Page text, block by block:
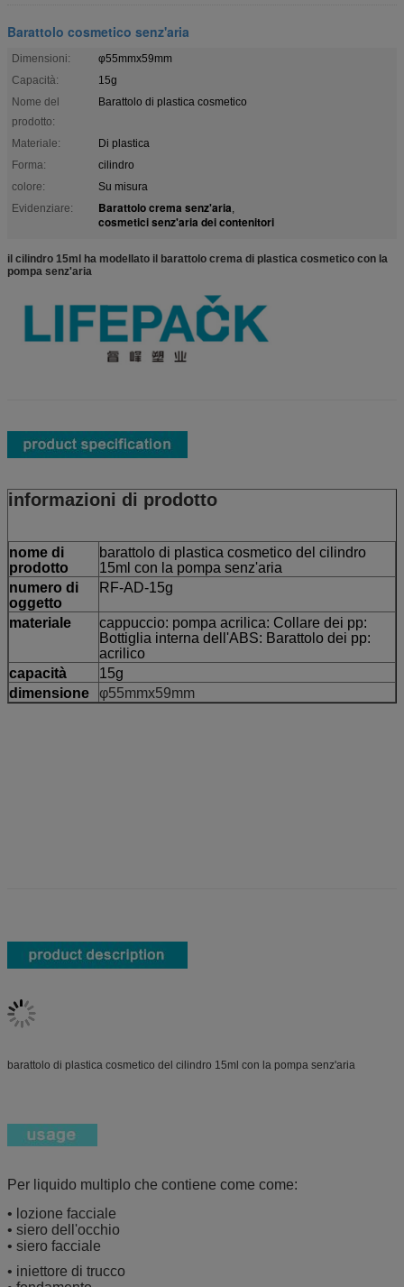
Barattolo cosmetico senz'aria
Dimensioni:
φ55mmx59mm
Capacità:
15g
Nome del
prodotto:
Barattolo di plastica cosmetico
Materiale:
Di plastica
Forma:
cilindro
colore:
Su misura
Evidenziare:
Barattolo crema senz'aria,
cosmetici senz'aria dei contenitori
il cilindro 15ml ha modellato il barattolo crema di plastica cosmetico con la
pompa senz'aria
informazioni di prodotto
nome di
prodotto
barattolo di plastica cosmetico del cilindro
15ml con la pompa senz'aria
numero di
oggetto
RF-AD-15g
materiale
cappuccio: pompa acrilica: Collare dei pp:
Bottiglia interna dell'ABS: Barattolo dei pp:
acrilico
capacità
15g
dimensione
φ55mmx59mm
barattolo di plastica cosmetico del cilindro 15ml con la pompa senz'aria
Per liquido multiplo che contiene come come:
• lozione facciale
• siero dell'occhio
• siero facciale
• iniettore di trucco